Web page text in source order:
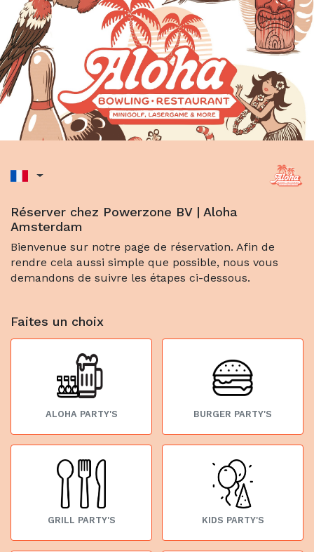
Réserver chez Powerzone BV | Aloha
Amsterdam
Bienvenue sur notre page de réservation. Afin de
rendre cela aussi simple que possible, nous vous
demandons de suivre les étapes ci-dessous.
Faites un choix
ALOHA PARTY'S BURGER PARTY'S
GRILL PARTY'S KIDS PARTY'S